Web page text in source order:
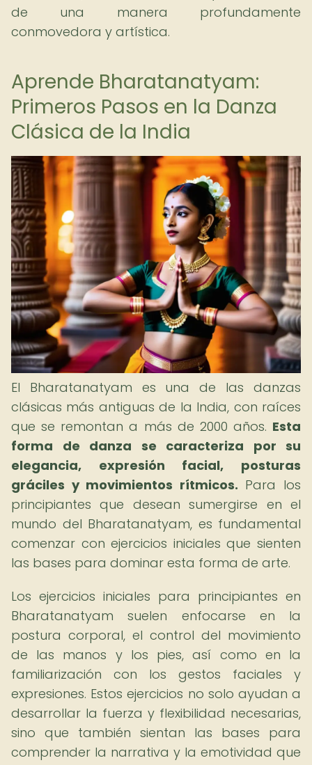
de una manera profundamente
conmovedora y artística.
Aprende Bharatanatyam:
Primeros Pasos en la Danza
Clásica de la India
El Bharatanatyam es una de las danzas
clásicas más antiguas de la India, con raíces
que se remontan a más de 2000 años. Esta
forma de danza se caracteriza por su
elegancia, expresión facial, posturas
gráciles y movimientos rítmicos. Para los
principiantes que desean sumergirse en el
mundo del Bharatanatyam, es fundamental
comenzar con ejercicios iniciales que sienten
las bases para dominar esta forma de arte.
Los ejercicios iniciales para principiantes en
Bharatanatyam suelen enfocarse en la
postura corporal, el control del movimiento
de las manos y los pies, así como en la
familiarización con los gestos faciales y
expresiones. Estos ejercicios no solo ayudan a
desarrollar la fuerza y flexibilidad necesarias,
sino que también sientan las bases para
comprender la narrativa y la emotividad que